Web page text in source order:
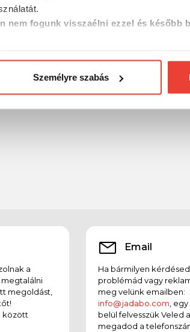
nem fogunk visszaélni ezzel és később
Személyre szabás
a
megoldást,
között
Email
Ha bármilyen
problémád vagy
meg velünk emailben:
info@jadabo.com,
belül felvesszük Veled
megadod a